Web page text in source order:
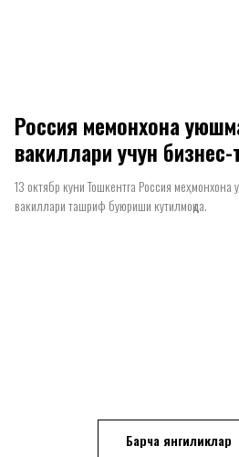
Россия меҳмонхона
вакиллари учун бизнес-
13 октябр куни Тошкентга Россия
вакиллари ташриф буюриши кутилмоқда.
Барча янгиликлар